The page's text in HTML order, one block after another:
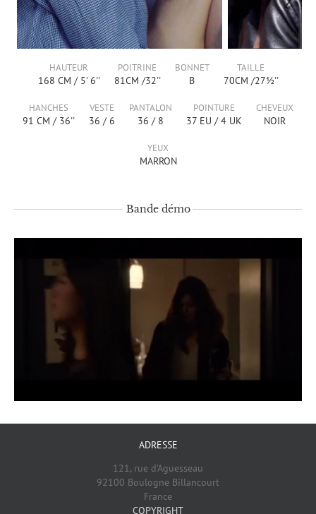
HAUTEUR
168 CM / 5' 6''
POITRINE
81CM /32''
BONNET
B
TAILLE
70CM /27½''
HANCHES
91 CM / 36''
VESTE
36 /6
PANTALON
36 / 8
POINTURE
37 EU /4 UK
CHEVEUX
NOIR
YEUX
MARRON
Bande démo
ADRESSE
121, rue d’Aguesseau
92100 Boulogne Billancourt
France
COPYRIGHT